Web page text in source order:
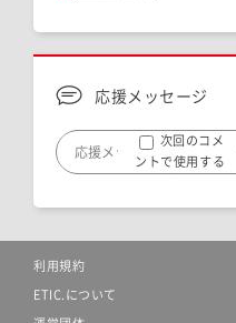
応援メッセージ
次回のコメ
ントで使用する
ためブラウザー
利用規約
ETIC.について